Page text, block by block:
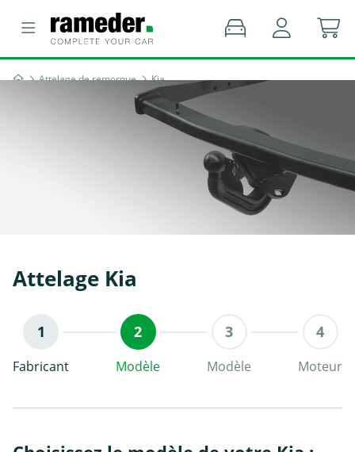
Attelage de remorque Kia
Attelage Kia
Fabricant Modèle Modèle Moteur